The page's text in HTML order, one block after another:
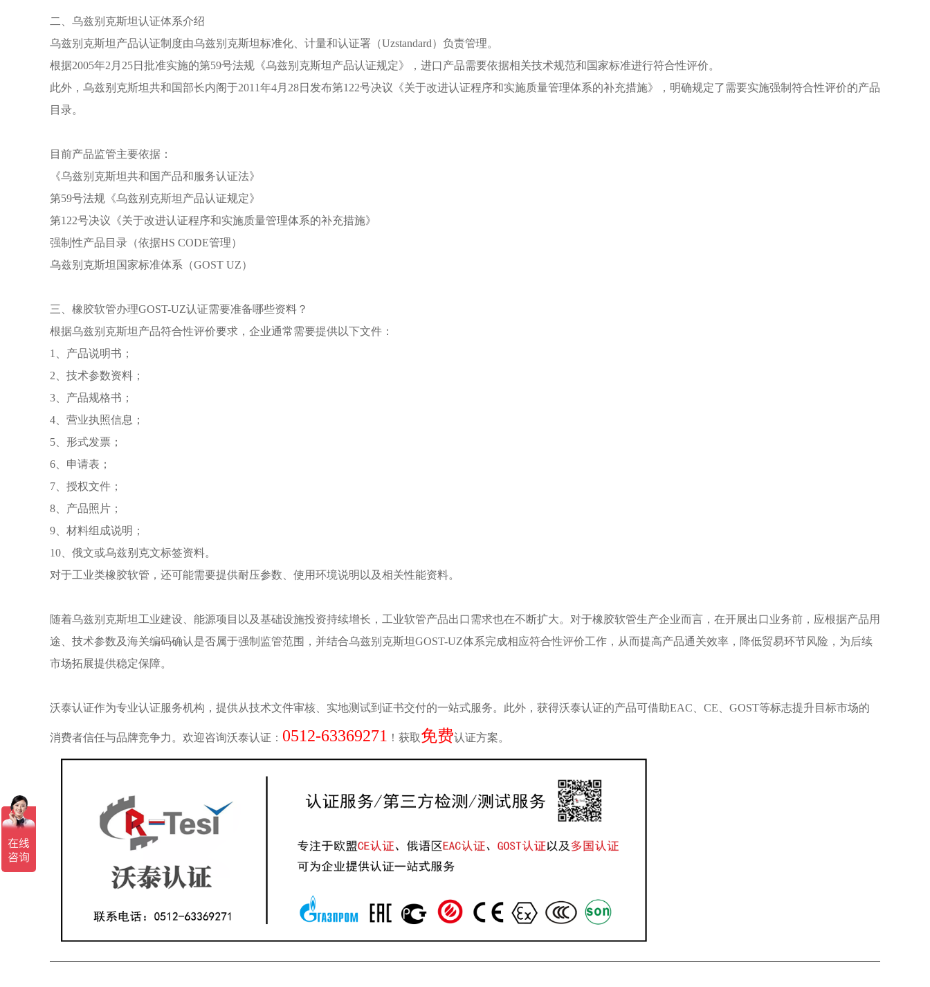
二、 乌兹别克斯坦认证体系介绍
乌兹别克斯坦产品认证制度由乌兹别克斯坦标准化、计量和认证署（Uzstandard）负责管理。
根据2005年2月25日批准实施的第59号法规《乌兹别克斯坦产品认证规定》，进口产品需要依据相关技术规范和国家标准进行符合性评价。
此外，乌兹别克斯坦共和国部长内阁于2011年4月28日发布第122号决议《关于改进认证程序和实施质量管理体系的补充措施》，明确规定了需要实施强制符合性评价的产品
目录。
目前产品监管主要依据：
《乌兹别克斯坦共和国产品和服务认证法》
第59号法规《乌兹别克斯坦产品认证规定》
第122号决议《关于改进认证程序和实施质量管理体系的补充措施》
强制性产品目录（依据HS CODE管理）
乌兹别克斯坦国家标准体系（GOST UZ）
三、 橡胶软管办理GOST-UZ认证需要准备哪些资料？
根据乌兹别克斯坦产品符合性评价要求，企业通常需要提供以下文件：
1、产品说明书；
2、技术参数资料；
3、产品规格书；
4、营业执照信息；
5、形式发票；
6、申请表；
7、授权文件；
8、产品照片；
9、材料组成说明；
10、俄文或乌兹别克文标签资料。
对于工业类橡胶软管，还可能需要提供耐压参数、使用环境说明以及相关性能资料。
随着乌兹别克斯坦工业建设、能源项目以及基础设施投资持续增长，工业软管产品出口需求也在不断扩大。对于橡胶软管生产企业而言，在开展出口业务前，应根据产品用
途、技术参数及海关编码确认是否属于强制监管范围，并结合乌兹别克斯坦GOST-UZ体系完成相应符合性评价工作，从而提高产品通关效率，降低贸易环节风险，为后续
市场拓展提供稳定保障。
沃泰认证作为专业认证服务机构 ，提供从技术文件审核、实地测试到证书交付的一站式服务。此外，获得沃泰认证的产品可借助EAC、CE、GOST等标志提升目标市场的
消费者信任与品牌竞争力。欢迎咨询沃泰认证： 0512-63369271 ！获取免费认证方案。